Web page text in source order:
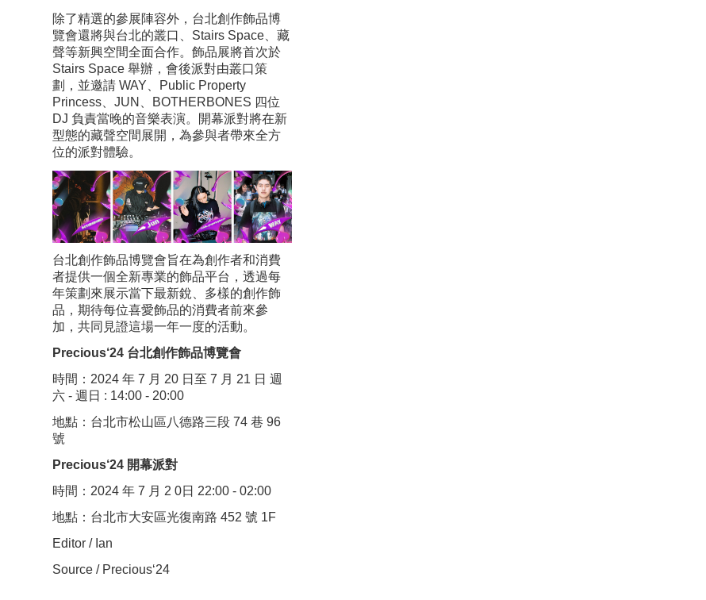
除了精選的參展陣容外，台北創作飾品博
覽會還將與台北的叢口、Stairs Space、藏
聲等新興空間全面合作。飾品展將首次於
Stairs Space 舉辦，會後派對由叢口策
劃，並邀請 WAY、Public Property
Princess、JUN、BOTHERBONES 四位
DJ 負責當晚的音樂表演。開幕派對將在新
型態的藏聲空間展開，為參與者帶來全方
位的派對體驗。
台北創作飾品博覽會旨在為創作者和消費
者提供一個全新專業的飾品平台，透過每
年策劃來展示當下最新銳、多樣的創作飾
品，期待每位喜愛飾品的消費者前來參
加，共同見證這場一年一度的活動。
Precious‘24 台北創作飾品博覽會
時間：2024 年 7 月 20 日至 7 月 21 日 週
六 - 週日 : 14:00 - 20:00
地點：台北市松山區八德路三段 74 巷 96
號
Precious‘24 開幕派對
時間： 2024 年 7 月 2 0日 22:00 - 02:00
地點：台北市大安區光復南路 452 號 1F
Editor / Ian
Source / Precious‘24